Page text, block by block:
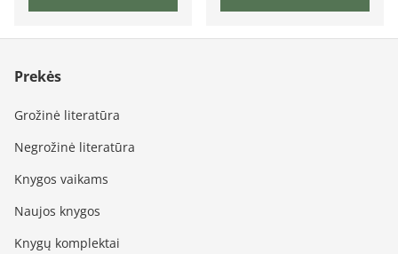
Prekės
Grožinė literatūra
Negrožinė literatūra
Knygos vaikams
Naujos knygos
Knygų komplektai